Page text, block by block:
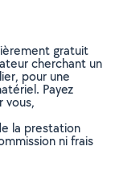
gratuit
cherchant un
pour une
Payez
vous,
la prestation
ni frais